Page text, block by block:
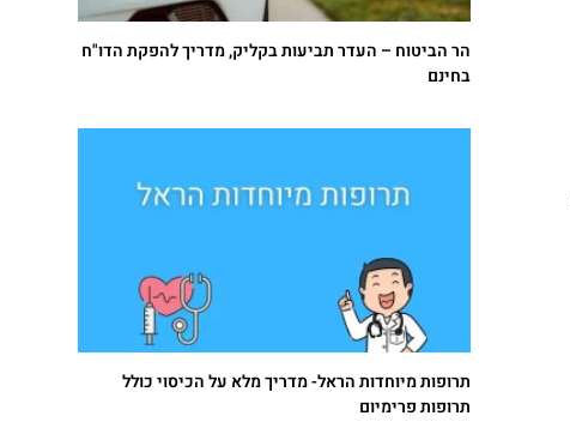
הר הביטוח – העדר תביעות בקליק, מדריך להפקת הדו"ח
בחינם
תרופות מיוחדות הראל- מדריך מלא על הכיסוי כולל
תרופות פרימיום